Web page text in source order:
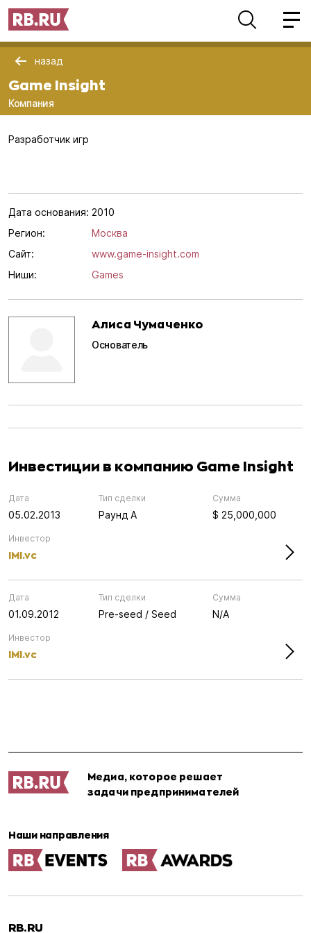
назад
Game Insight
Компания
Разработчик игр
Дата основания: 2010
Регион:
Москва
Сайт:
www.game-insight.com
Ниши:
Games
Алиса Чумаченко
Основатель
Инвестиции в компанию Game Insight
Дата
05.02.2013
Тип сделки
Раунд А
Сумма
$ 25,000,000
Инвестор
IMI.vc
Дата
01.09.2012
Тип сделки
Pre-seed / Seed
Сумма
N/A
Инвестор
IMI.vc
Медиа, которое решает
задачи предпринимателей
Наши направления
RB.RU